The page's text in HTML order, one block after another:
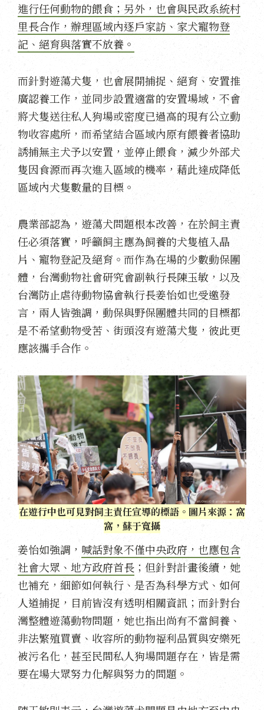
進行任何動物的餵食；另外，也會與民政系統村
里長合作，辦理區域內逐戶家訪、家犬寵物登
記、絕育與落實不放養。
而針對遊蕩犬隻，也會展開捕捉、絕育、安置推
廣認養工作，並同步設置適當的安置場域，不會
將犬隻送往私人狗場或密度已過高的現有公立動
物收容處所，而希望結合區域內原有餵養者協助
誘捕無主犬予以安置，並停止餵食，減少外部犬
隻因食源而再次進入區域的機率，藉此達成降低
區域內犬隻數量的目標。
農業部認為，遊蕩犬問題根本改善，在於飼主責
任必須落實，呼籲飼主應為飼養的犬隻植入晶
片、寵物登記及絕育。而作為在場的少數動保團
體，台灣動物社會研究會副執行長陳玉敏，以及
台灣防止虐待動物協會執行長姜怡如也受邀發
言，兩人皆強調，動保與野保團體共同的目標都
是不希望動物受苦、街頭沒有遊蕩犬隻，彼此更
應該攜手合作。
在遊行中也可見對飼主責任宣導的標語。圖片來源：窩
窩，蘇于寬攝
姜怡如強調， 喊話對象不僅中央政府，也應包含
社會大眾、地方政府首長 ；但針對計畫後續，她
也補充，細節如何執行、是否為科學方式、如何
人道捕捉，目前皆沒有透明相關資訊；而針對台
灣整體遊蕩動物問題，她也指出尚有不當飼養、
非法繁殖買賣、收容所的動物福利品質與安樂死
被污名化，甚至民間私人狗場問題存在，皆是需
要在場大眾努力化解與努力的問題。